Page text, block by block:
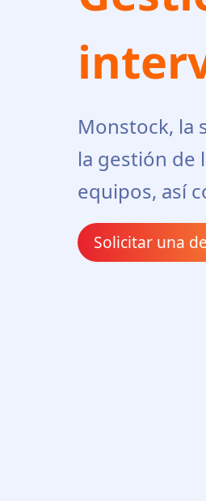
Monstock, la
la gestión de
equipos, así
Solicitar una